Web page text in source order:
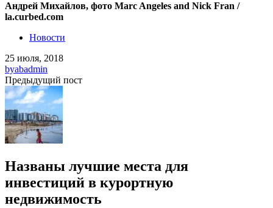
Андрей Михайлов, фото Marc Angeles and Nick Fran /
la.curbed.com
Новости
25 июля, 2018
byabadmin
Предыдущий пост
Названы лучшие места для
инвестиций в курортную
недвижимость